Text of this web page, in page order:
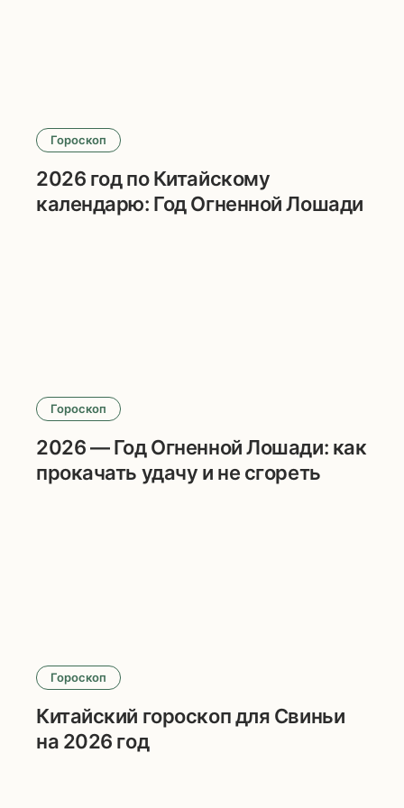
Гороскоп
2026 год по Китайскому
календарю: Год Огненной Лошади
Гороскоп
2026 — Год Огненной Лошади: как
прокачать удачу и не сгореть
Гороскоп
Китайский гороскоп для Свиньи
на 2026 год